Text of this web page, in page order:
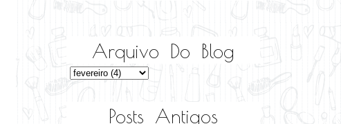
Arquivo Do Blog
Posts Antigos